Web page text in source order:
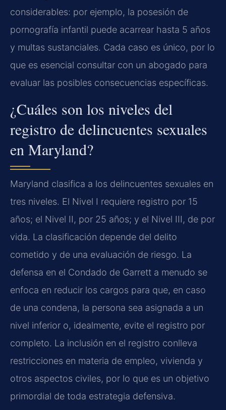
considerables: por ejemplo, la posesión de
pornografía infantil puede acarrear hasta 5 años
y multas sustanciales. Cada caso es único, por lo
que es esencial consultar con un abogado para
evaluar las posibles consecuencias específicas.
¿Cuáles son los niveles del
registro de delincuentes sexuales
en Maryland?
Maryland clasifica a los delincuentes sexuales en
tres niveles. El Nivel I requiere registro por 15
años; el Nivel II, por 25 años; y el Nivel III, de por
vida. La clasificación depende del delito
cometido y de una evaluación de riesgo. La
defensa en el Condado de Garrett a menudo se
enfoca en reducir los cargos para que, en caso
de una condena, la persona sea asignada a un
nivel inferior o, idealmente, evite el registro por
completo. La inclusión en el registro conlleva
restricciones en materia de empleo, vivienda y
otros aspectos civiles, por lo que es un objetivo
primordial de toda estrategia defensiva.